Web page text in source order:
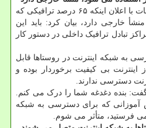
وزیر ارتباطات و فناوری اطلاعات با اعلان اینکه ۶۵ درصد ترافیکی که
خارجی دارد، بیان کرد: باید این
تبادل ترافیک داخلی در دستور کار
به شبکه اینترنت در روستاها قابل
۷۵۰۰ روستا از اینترنت بی کیفیت برخوردار بوده و
بنده دغدغه شما را درک می کنم.
که برای دسترسی به شبکه
می فرستید، متأثر می شوم.